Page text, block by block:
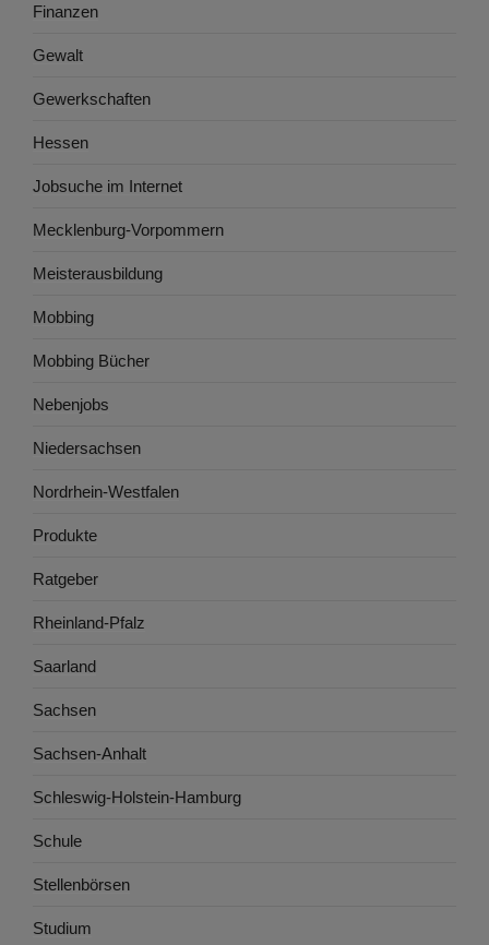
Finanzen
Gewalt
Gewerkschaften
Hessen
Jobsuche im Internet
Mecklenburg-Vorpommern
Meisterausbildung
Mobbing
Mobbing Bücher
Nebenjobs
Niedersachsen
Nordrhein-Westfalen
Produkte
Ratgeber
Rheinland-Pfalz
Saarland
Sachsen
Sachsen-Anhalt
Schleswig-Holstein-Hamburg
Schule
Stellenbörsen
Studium